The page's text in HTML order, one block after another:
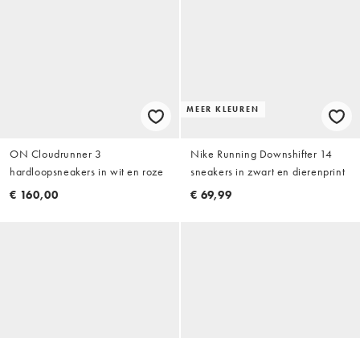
ON Cloudrunner 3
hardloopsneakers in wit en roze
€ 160,00
MEER KLEUREN
Nike Running Downshifter 14
sneakers in zwart en dierenprint
€ 69,99